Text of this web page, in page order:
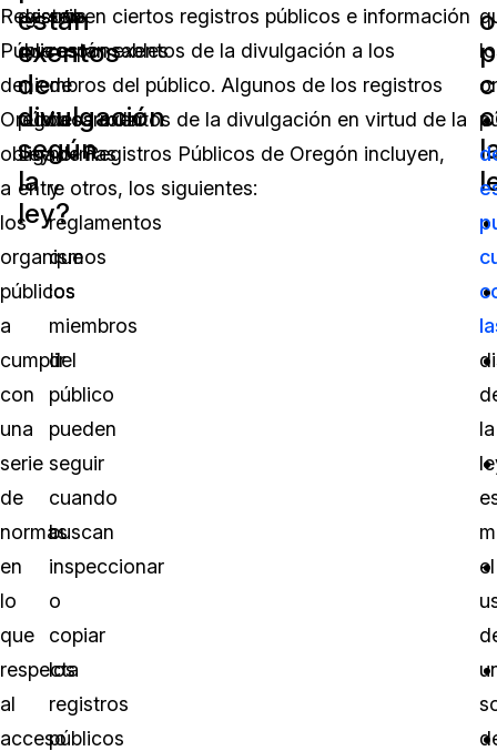
Registros
Públicos
de
Oregón
obliga
a
los
organismos
públicos
a
cumplir
con
una
serie
de
normas
en
lo
que
respecta
al
acceso
son
responsables
de
desarrollar
normas
y
reglamentos
que
los
miembros
del
público
pueden
seguir
cuando
buscan
inspeccionar
o
copiar
los
registros
públicos
están
exentos
de
divulgación
según
la
ley?
describen ciertos registros públicos e información
que están exentos de la divulgación a los
miembros del público. Algunos de los registros
públicos exentos de la divulgación en virtud de la
Ley de Registros Públicos de Oregón incluyen,
entre otros, los siguientes:
la
el